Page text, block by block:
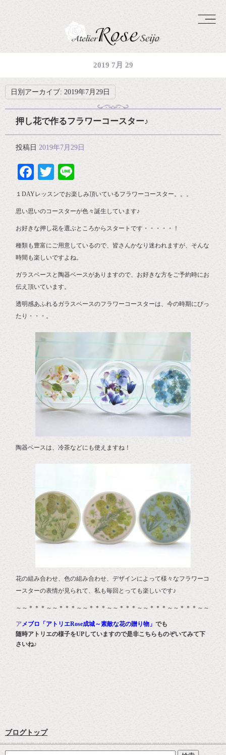
2019 7月 29
日別アーカイブ: 2019年7月29日
押し花で作るフラワーコースター♪
投稿日 2019年7月29日
Facebook
Twitter
１DAYレッスンでお楽しみ頂いているフラワーコースター。。。
思い思いのコースターが色々誕生しています♪
お好きな押し花を選ぶところからスタートです・・・・・！
種類も豊富にご用意しているので、皆さんかなり迷われますが、そんな
時間も楽しいですよね。
ガラスベースと陶器ベースがありますので、お好きな方をご予約時にお
伝え頂いています。
透明感あふれるガラスベースのフラワーコースターは、今の時期にぴっ
たり・・・。
陶器ベースは、冷茶などにも使えますね！
花の組み合わせ、色の組み合わせ、デザインによって様々なフラワーコ
ースターの表情が見られて、私も毎回とっても楽しいです♪
～～＊＊＊～～＊＊＊～～＊＊＊～～＊＊＊～～＊＊＊～～＊＊＊～～
アメブロ「アトリエRose成城～素敵な花の贈り物」でも
随時アトリエの様子をUPしていますので是非こちらものぞいてみて下
さいね♪
ブログトップ